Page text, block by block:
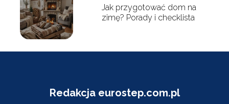
Jak przygotować dom na
zimę? Porady i checklista
Redakcja eurostep.com.pl